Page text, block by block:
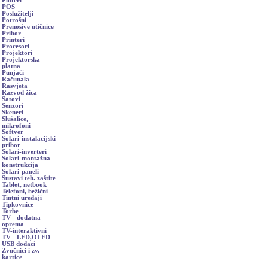
POS
Poslužitelji
Potrošni
Prenosive utičnice
Pribor
Printeri
Procesori
Projektori
Projektorska
platna
Punjači
Računala
Rasvjeta
Razvod žica
Satovi
Senzori
Skeneri
Slušalice,
mikrofoni
Softver
Solari-instalacijski
pribor
Solari-inverteri
Solari-montažna
konstrukcija
Solari-paneli
Sustavi teh. zaštite
Tablet, netbook
Telefoni, bežični
Tintni uređaji
Tipkovnice
Torbe
TV - dodatna
oprema
TV-interaktivni
TV - LED,OLED
USB dodaci
Zvučnici i zv.
kartice